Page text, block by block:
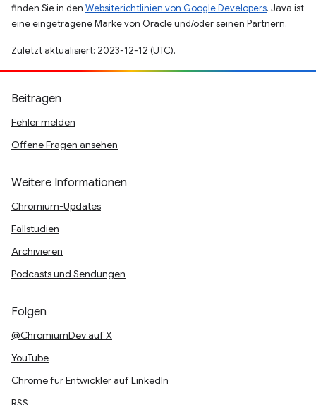
finden Sie in den Websiterichtlinien von Google Developers. Java ist
eine eingetragene Marke von Oracle und/oder seinen Partnern.
Zuletzt aktualisiert: 2023-12-12 (UTC).
Beitragen
Fehler melden
Offene Fragen ansehen
Weitere Informationen
Chromium-Updates
Fallstudien
Archivieren
Podcasts und Sendungen
Folgen
@ChromiumDev auf X
YouTube
Chrome für Entwickler auf LinkedIn